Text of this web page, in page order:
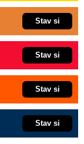
Stav si
Stav si
Stav si
Stav si